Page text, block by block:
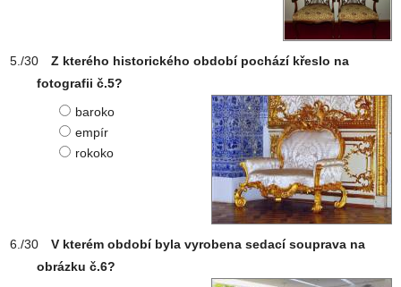
Z kterého historického období pochází křeslo na
fotografii č.5?
baroko
empír
rokoko
V kterém období byla vyrobena sedací souprava na
obrázku č.6?